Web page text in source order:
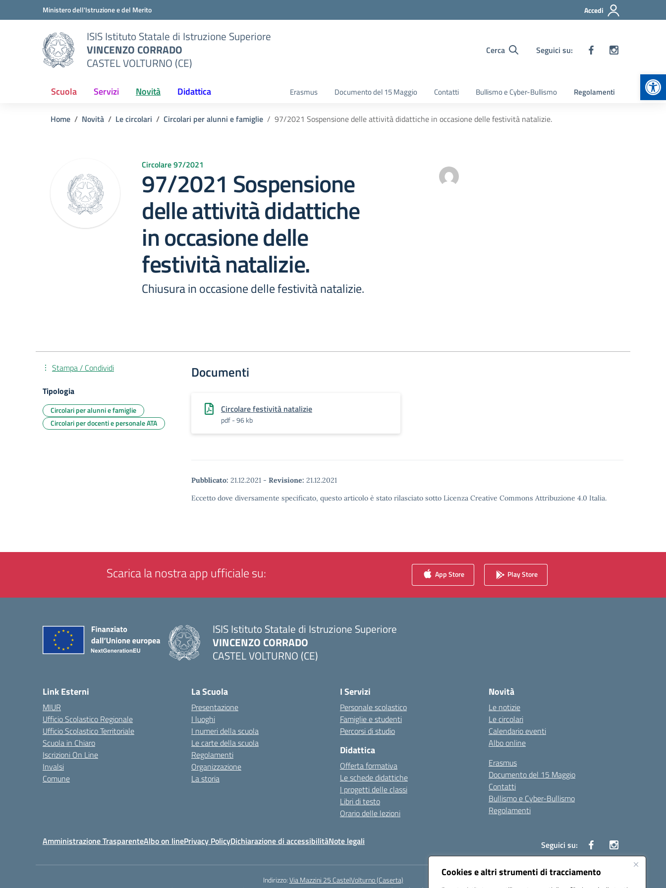
Cookies e altri strumenti di tracciamento
Vai ai contenuti
Vai al menu di navigazioneMinistero dell'Istruzione e del Merito Accedi
ISIS Istituto Statale di Istruzione Superiore
VINCENZO CORRADO
CASTEL VOLTURNO (CE)
Cerca Seguici su:
Scuola Servizi Novità Didattica Erasmus Documento del 15 Maggio Contatti Bullismo e Cyber-Bullismo Regolamenti
Home Novità Le circolari Circolari per alunni e famiglie 97/2021 Sospensione delle attività didattiche in occasione delle festività natalizie.
Circolare 97/2021
97/2021 Sospensione
delle attività didattiche
in occasione delle
festività natalizie.
Chiusura in occasione delle festività natalizie.
Documenti
Circolare festività natalizie
pdf - 96 kb
Pubblicato: 21.12.2021 - Revisione: 21.12.2021
Eccetto dove diversamente specificato, questo articolo è stato rilasciato sotto Licenza Creative Commons Attribuzione 4.0 Italia.
Stampa / Condividi
Tipologia
Circolari per alunni e famiglie
Circolari per docenti e personale ATA
Scarica la nostra app ufficiale su: App Store Play Store
ISIS Istituto Statale di Istruzione Superiore
VINCENZO CORRADO
CASTEL VOLTURNO (CE)
Link Esterni
MIUR
Ufficio Scolastico Regionale
Ufficio Scolastico Territoriale
Scuola in Chiaro
Iscrizioni On Line
Invalsi
Comune
La Scuola
Presentazione
I luoghi
I numeri della scuola
Le carte della scuola
Regolamenti
Organizzazione
La storia
I Servizi
Personale scolastico
Famiglie e studenti
Percorsi di studio
Didattica
Offerta formativa
Le schede didattiche
I progetti delle classi
Libri di testo
Orario delle lezioni
Novità
Le notizie
Le circolari
Calendario eventi
Albo online
Erasmus
Documento del 15 Maggio
Contatti
Bullismo e Cyber-Bullismo
Regolamenti
Amministrazione TrasparenteAlbo on linePrivacy PolicyDichiarazione di accessibilitàNote legali Seguici su:
Indirizzo:Via Mazzini 25 CastelVolturno (Caserta)